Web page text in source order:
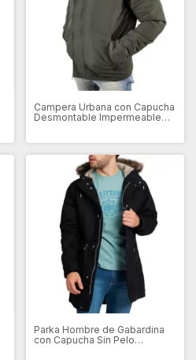
Campera Urbana con Capucha
Desmontable Impermeable
Parka Hombre de Gabardina
con Capucha Sin Pelo